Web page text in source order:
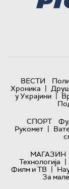
ВЕСТИ
Хроника |
у Украјини |
СПОРТ
Рукомет |
МАГАЗИН
Технологијa |
Филм и ТВ |
За